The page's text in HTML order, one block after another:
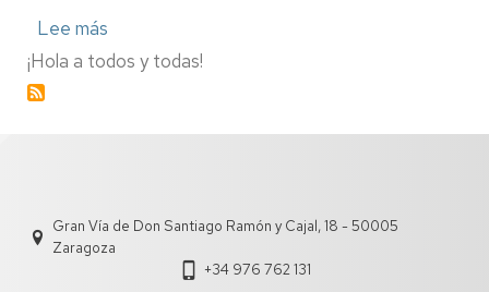
Lee más
Taller
Mindfulness:
negativos
¡Hola a todos y todas!
Gran Vía de Don Santiago Ramón y Cajal, 18 - 50005
Zaragoza
+34 976 762 131